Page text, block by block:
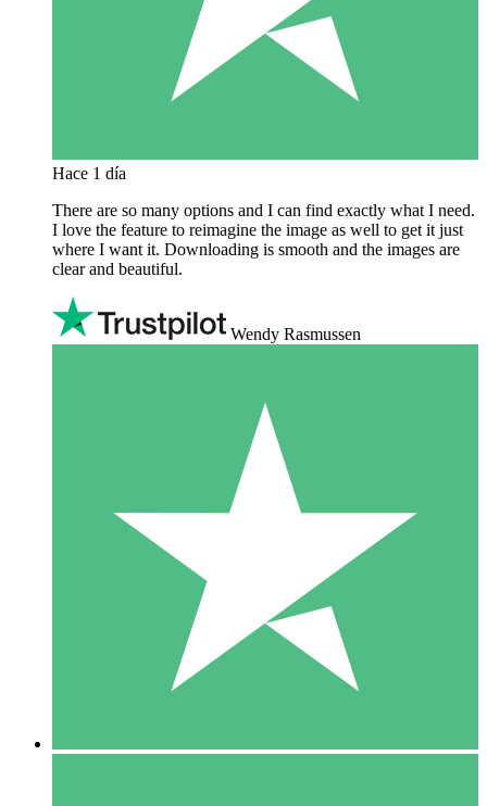
Hace 1 día
There are so many options and I can find exactly what I need.
I love the feature to reimagine the image as well to get it just
where I want it. Downloading is smooth and the images are
clear and beautiful.
Wendy Rasmussen